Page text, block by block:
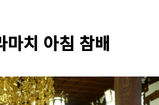
마치 아침 참배